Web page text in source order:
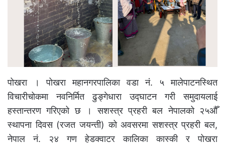
पोखरा । पोखरा महानगरपालिका वडा नं. ५ मालेपाटनस्थित
विचारीचोकमा नवनिर्मित ढुङ्गेधारा उद्घाटन गरी समुदायलाई
हस्तान्तरण गरिएको छ । सशस्त्र प्रहरी बल नेपालको २५औँ
स्थापना दिवस (रजत जयन्ती) को अवसरमा सशस्त्र प्रहरी बल,
नेपाल नं. २४ गण हेडक्वाटर कालिका कास्की र पोखरा